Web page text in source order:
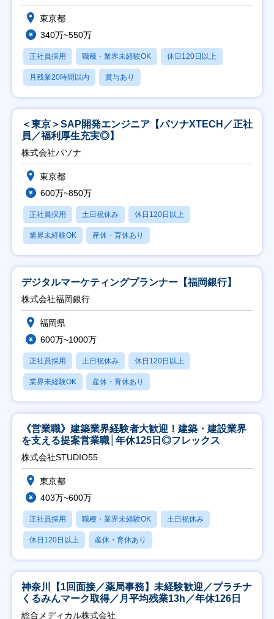
東京都
340万~550万
正社員採用 職種・業界未経験OK 休日120日以上
月残業20時間以内 賞与あり
＜東京＞SAP開発エンジニア【パソナXTECH／正社
員／福利厚生充実◎】
株式会社パソナ
東京都
600万~850万
正社員採用 土日祝休み 休日120日以上
業界未経験OK 産休・育休あり
デジタルマーケティングプランナー【福岡銀行】
株式会社福岡銀行
福岡県
600万~1000万
正社員採用 土日祝休み 休日120日以上
業界未経験OK 産休・育休あり
《営業職》建築業界経験者大歓迎！建築・建設業界
を支える提案営業職│年休125日◎フレックス
株式会社STUDIO55
東京都
403万~600万
正社員採用 職種・業界未経験OK 土日祝休み
休日120日以上 産休・育休あり
神奈川【1回面接／薬局事務】未経験歓迎／プラチナ
くるみんマーク取得／月平均残業13h／年休126日
総合メディカル株式会社